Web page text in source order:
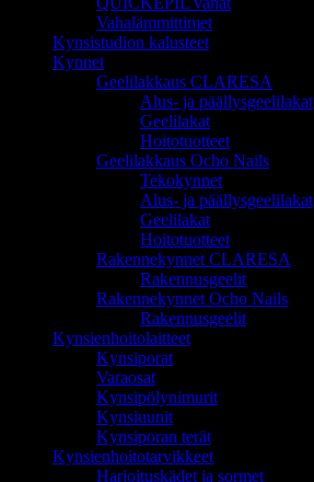
Vahalämmittimet
Kynsistudion kalusteet
Kynnet
Geelilakkaus CLARESA
Alus- ja päällysgeelilakat
Geelilakat
Hoitotuotteet
Geelilakkaus Ocho Nails
Tekokynnet
Alus- ja päällysgeelilakat
Geelilakat
Hoitotuotteet
Rakennekynnet CLARESA
Rakennusgeelit
Rakennekynnet Ocho Nails
Rakennusgeelit
Kynsienhoitolaitteet
Kynsiporat
Varaosat
Kynsipölynimurit
Kynsiuunit
Kynsiporan terät
Kynsienhoitotarvikkeet
Harjoituskädet ja sormet